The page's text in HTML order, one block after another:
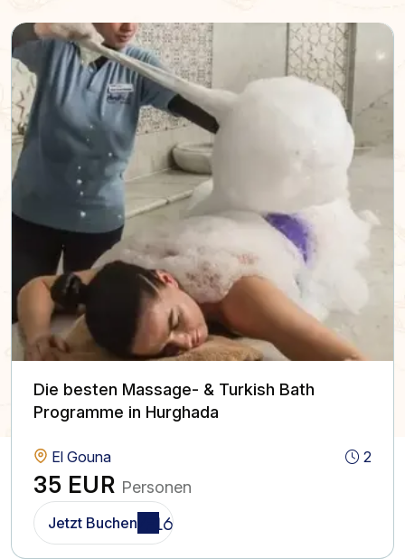
Die besten Massage- & Turkish Bath
Programme in Hurghada
El Gouna 2
35 EUR Personen
Jetzt Buchen